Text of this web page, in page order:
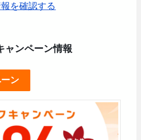
を確認する
ャンペーン情報
ン